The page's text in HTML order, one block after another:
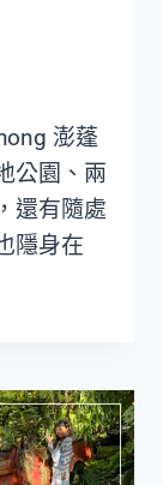
澎蓬
公園、兩
還有隨處
隱身在